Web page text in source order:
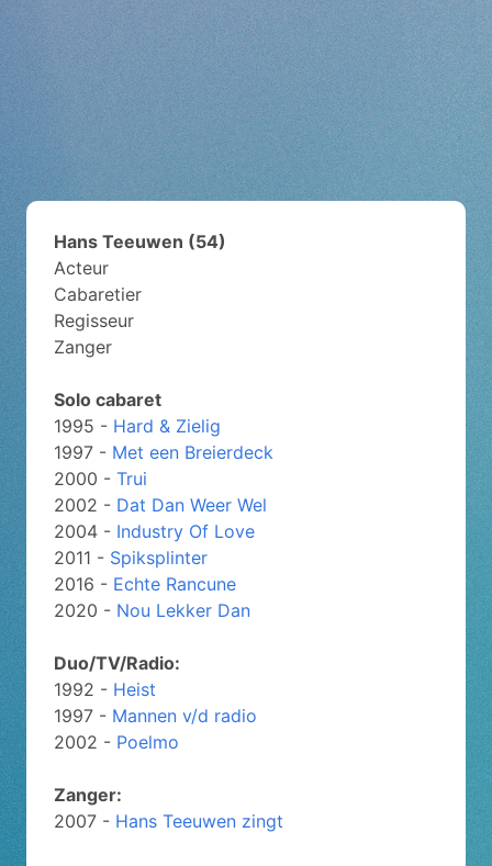
Hans Teeuwen (54)
Acteur
Cabaretier
Regisseur
Zanger
Solo cabaret
1995 - Hard & Zielig
1997 - Met een Breierdeck
2000 - Trui
2002 - Dat Dan Weer Wel
2004 - Industry Of Love
2011 - Spiksplinter
2016 - Echte Rancune
2020 - Nou Lekker Dan
Duo/TV/Radio:
1992 - Heist
1997 - Mannen v/d radio
2002 - Poelmo
Zanger:
2007 - Hans Teeuwen zingt